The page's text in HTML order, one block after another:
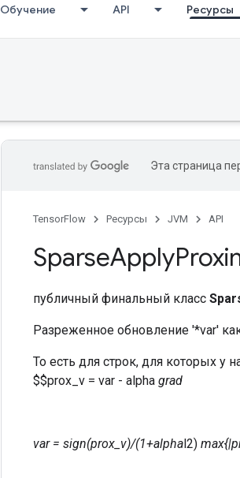
Обучение API Ресурсы
Эта страница
TensorFlow Ресурсы JVM API
SparseApply
публичный финальный класс
Разреженное обновление '*var'
То есть для строк, для которых
$$prox_v = var - alpha grad
var = sign(prox_v)/(1+alphal2)